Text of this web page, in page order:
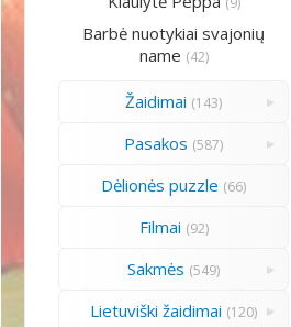
Barbė nuotykiai svajonių
name (42)
Žaidimai (143)
Pasakos (587)
Dėlionės puzzle (66)
Filmai (92)
Sakmės (549)
Lietuviški žaidimai (120)